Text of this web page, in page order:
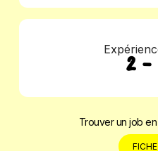
2 -
Trouver un job